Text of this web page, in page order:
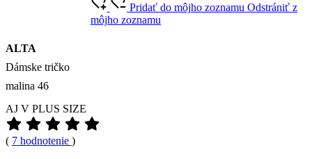
ALTA
Dámske tričko
malina 46
Pridať do môjho zoznamu Odstrániť z
môjho zoznamu
AJ V PLUS SIZE
( 7 hodnotenie )